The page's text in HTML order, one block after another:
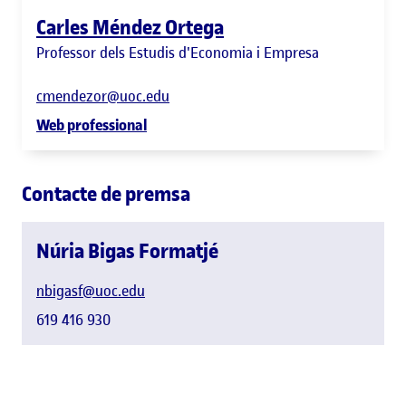
Carles Méndez Ortega
Professor dels Estudis d'Economia i Empresa
cmendezor@uoc.edu
Web professional
Contacte de premsa
Núria Bigas Formatjé
nbigasf@uoc.edu
619 416 930